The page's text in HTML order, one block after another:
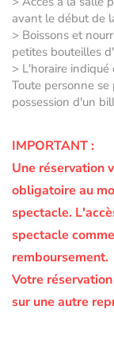
avant le début de
> Boissons et
petites bouteilles
> L'horaire
Toute personne
possession d'un
IMPORTANT :
Une réservation
obligatoire au
spectacle.
spectacle
remboursement.
Votre
sur une autre